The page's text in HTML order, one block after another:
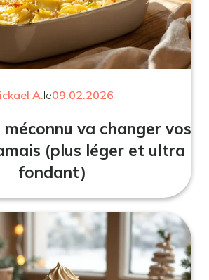
A.le09.02.2026
va changer vos
(plus léger et ultra
fondant)